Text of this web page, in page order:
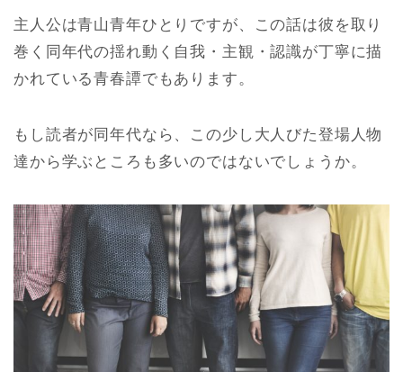
主人公は青山青年ひとりですが、この話は彼を取り
巻く同年代の揺れ動く自我・主観・認識が丁寧に描
かれている青春譚でもあります。
もし読者が同年代なら、この少し大人びた登場人物
達から学ぶところも多いのではないでしょうか。